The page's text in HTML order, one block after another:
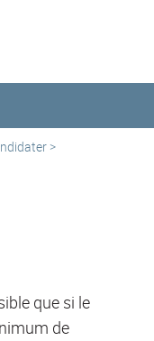
>
que si le
de